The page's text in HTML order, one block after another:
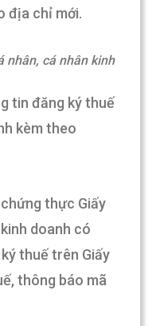
địa chỉ mới.
nhân, cá nhân kinh
tin đăng ký thuế
kèm theo
thực Giấy
doanh có
thuế trên Giấy
thông báo mã